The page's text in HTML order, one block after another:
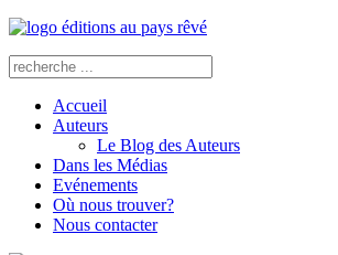
Accueil
Auteurs
Le Blog des Auteurs
Dans les Médias
Evénements
Où nous trouver?
Nous contacter